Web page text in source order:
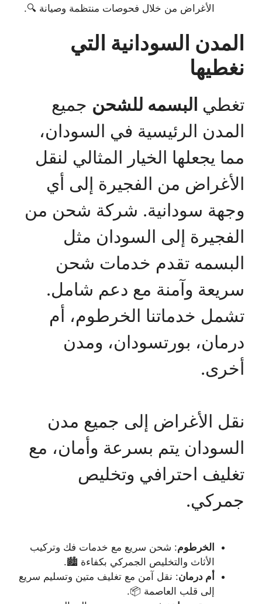
الأغراض من خلال فحوصات منتظمة وصيانة 🔍.
المدن السودانية التي
نغطيها
تغطي البسمه للشحن جميع
المدن الرئيسية في السودان،
مما يجعلها الخيار المثالي لنقل
الأغراض من الفجيرة إلى أي
وجهة سودانية. شركة شحن من
الفجيرة إلى السودان مثل
البسمه تقدم خدمات شحن
سريعة وآمنة مع دعم شامل.
تشمل خدماتنا الخرطوم، أم
درمان، بورتسودان، ومدن
أخرى.
نقل الأغراض إلى جميع مدن
السودان يتم بسرعة وأمان، مع
تغليف احترافي وتخليص
جمركي.
الخرطوم: شحن سريع مع خدمات فك وتركيب
الأثاث والتخليص الجمركي بكفاءة 🏙️.
أم درمان: نقل آمن مع تغليف متين وتسليم سريع
إلى قلب العاصمة 📦.